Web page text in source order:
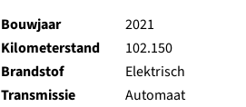
Bouwjaar
2021
Kilometerstand
102.150
Brandstof
Elektrisch
Transmissie
Automaat